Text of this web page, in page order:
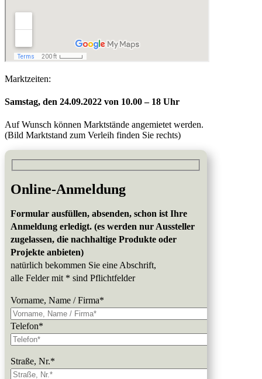
Marktzeiten:
Samstag, den 24.09.2022 von 10.00 – 18 Uhr
Auf Wunsch können Marktstände angemietet werden.
(Bild Marktstand zum Verleih finden Sie rechts)
Online-Anmeldung
Formular ausfüllen, absenden, schon ist Ihre
Anmeldung erledigt. (es werden nur Aussteller
zugelassen, die nachhaltige Produkte oder
Projekte anbieten)
natürlich bekommen Sie eine Abschrift,
alle Felder mit * sind Pflichtfelder
Vorname, Name / Firma*
Telefon*
Straße, Nr.*